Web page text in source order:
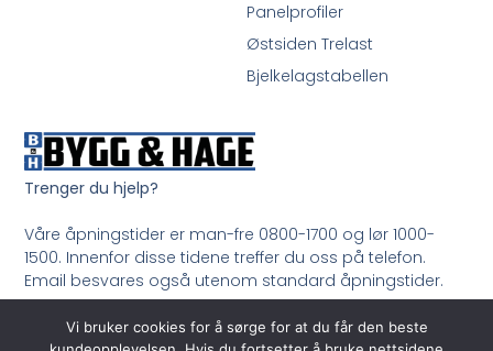
Trenger du hjelp?
Våre åpningstider er man-fre 0800-1700 og lør 1000-
1500. Innenfor disse tidene treffer du oss på telefon.
Email besvares også utenom standard åpningstider.
Ring oss på 33 99 35 50
Panelprofiler
Østsiden Trelast
Bjelkelagstabellen
Vi bruker cookies for å sørge for at du får den beste